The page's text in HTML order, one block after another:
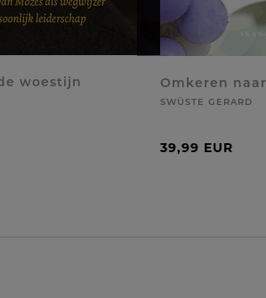
woestijn Omkeren
SWÜSTE GERARD
39,99 EUR